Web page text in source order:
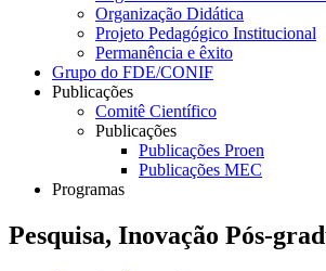
Organização Didática
Projeto Pedagógico Institucional
Permanência e êxito
Grupo do FDE/CONIF
Publicações
Comitê Científico
Publicações
Publicações Proen
Publicações MEC
Programas
Pesquisa, Inovação Pós-